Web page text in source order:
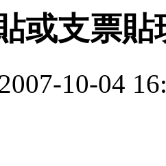
或支票貼
10-04